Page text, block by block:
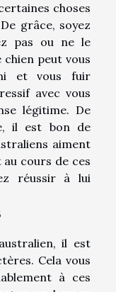
choses
grâce, soyez
pas ou ne le
peut vous
et vous fuir
avec vous
légitime. De
il est bon de
aiment
cours de ces
réussir à lui
il est
Cela vous
à ces